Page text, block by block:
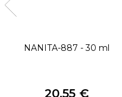
NANITA-887 - 30 ml
20,55 €